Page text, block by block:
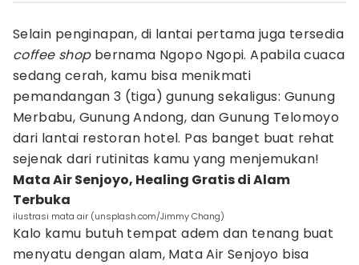
Selain penginapan, di lantai pertama juga tersedia
coffee shop bernama Ngopo Ngopi. Apabila cuaca
sedang cerah, kamu bisa menikmati
pemandangan 3 (tiga) gunung sekaligus: Gunung
Merbabu, Gunung Andong, dan Gunung Telomoyo
dari lantai restoran hotel. Pas banget buat rehat
sejenak dari rutinitas kamu yang menjemukan!
Mata Air Senjoyo, Healing Gratis di Alam
Terbuka
ilustrasi mata air (unsplash.com/Jimmy Chang)
Kalo kamu butuh tempat adem dan tenang buat
menyatu dengan alam, Mata Air Senjoyo bisa